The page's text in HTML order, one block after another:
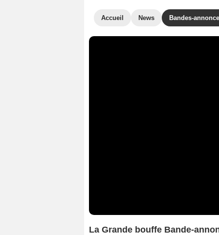
Accueil News Bandes-
La Grande bouffe Bande-